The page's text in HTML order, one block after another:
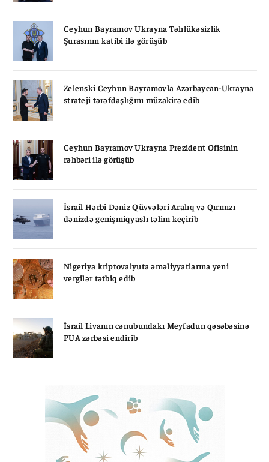
Ceyhun Bayramov Ukrayna Təhlükəsizlik
Şurasının katibi ilə görüşüb
Zelenski Ceyhun Bayramovla Azərbaycan-Ukrayna
strateji tərəfdaşlığını müzakirə edib
Ceyhun Bayramov Ukrayna Prezident Ofisinin
rəhbəri ilə görüşüb
İsrail Hərbi Dəniz Qüvvələri Aralıq və Qırmızı
dənizdə genişmiqyaslı təlim keçirib
Nigeriya kriptovalyuta əməliyyatlarına yeni
vergilər tətbiq edib
İsrail Livanın cənubundakı Meyfadun qəsəbəsinə
PUA zərbəsi endirib